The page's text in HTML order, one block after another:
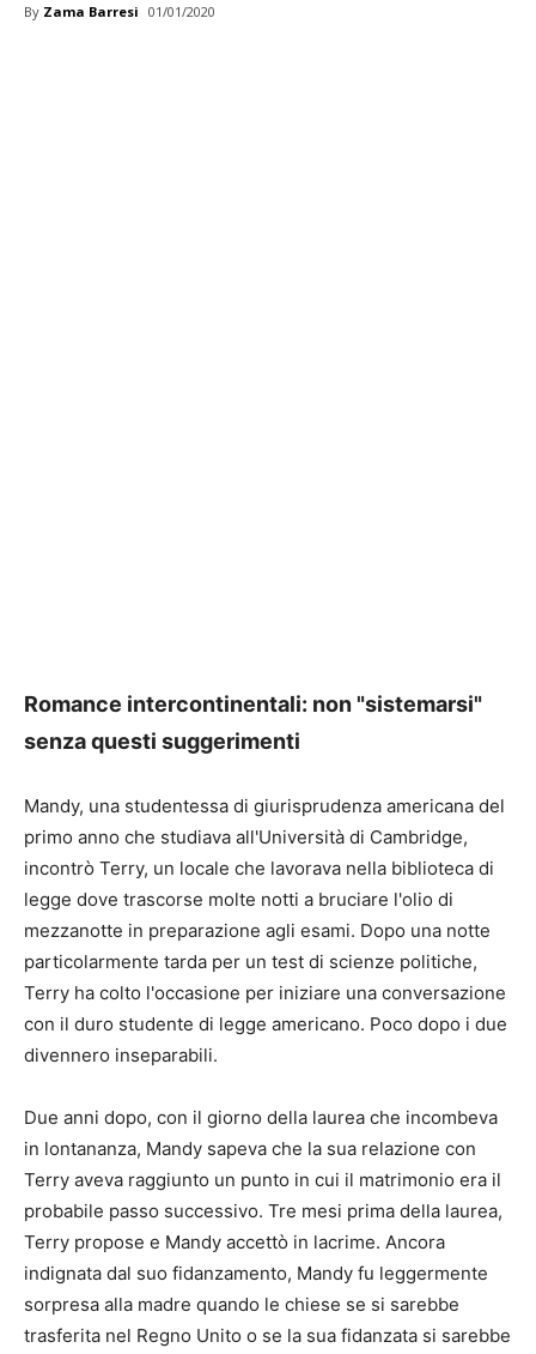
By Zama Barresi 01/01/2020
Romance intercontinentali: non "sistemarsi"
senza questi suggerimenti
Mandy, una studentessa di giurisprudenza americana del
primo anno che studiava all'Università di Cambridge,
incontrò Terry, un locale che lavorava nella biblioteca di
legge dove trascorse molte notti a bruciare l'olio di
mezzanotte in preparazione agli esami. Dopo una notte
particolarmente tarda per un test di scienze politiche,
Terry ha colto l'occasione per iniziare una conversazione
con il duro studente di legge americano. Poco dopo i due
divennero inseparabili.
Due anni dopo, con il giorno della laurea che incombeva
in lontananza, Mandy sapeva che la sua relazione con
Terry aveva raggiunto un punto in cui il matrimonio era il
probabile passo successivo. Tre mesi prima della laurea,
Terry propose e Mandy accettò in lacrime. Ancora
indignata dal suo fidanzamento, Mandy fu leggermente
sorpresa alla madre quando le chiese se si sarebbe
trasferita nel Regno Unito o se la sua fidanzata si sarebbe